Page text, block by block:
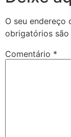
O seu endereço
obrigatórios
Comentário *